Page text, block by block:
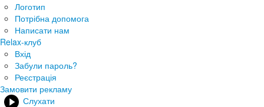
Логотип
Потрібна допомога
Написати нам
Relax-клуб
Вхід
Забули пароль?
Реєстрація
Замовити рекламу
Слухати